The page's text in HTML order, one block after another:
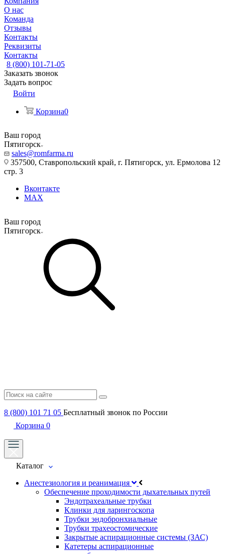
О нас
Команда
Отзывы
Контакты
Реквизиты
Контакты
8 (800) 101-71-05
Заказать звонок
Задать вопрос
Войти
Корзина0
Ваш город
Пятигорск
sales@romfarma.ru
357500, Ставропольский край, г. Пятигорск, ул. Ермолова 12
стр. 3
Вконтакте
MAX
Ваш город
Пятигорск
8 (800) 101 71 05 Бесплатный звонок по России
Корзина 0
Каталог
Анестезиология и реанимация
Обеспечение проходимости дыхательных путей
Эндотрахеальные трубки
Клинки для ларингоскопа
Трубки эндобронхиальные
Трубки трахеостомические
Закрытые аспирационные системы (ЗАС)
Катетеры аспирационные